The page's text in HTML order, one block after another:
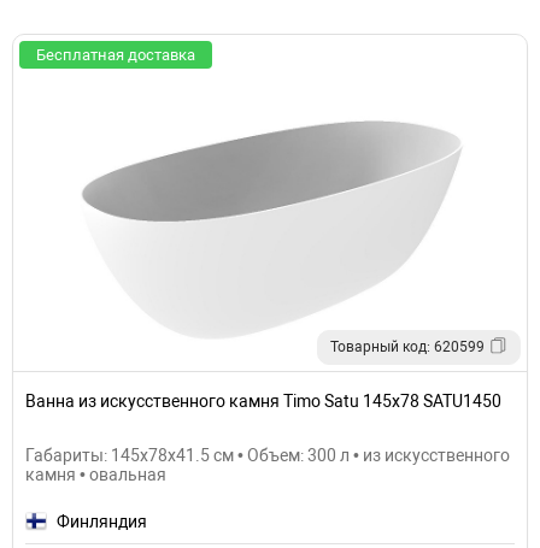
Бесплатная доставка
Товарный код: 620599
Ванна из искусственного камня Timo Satu 145x78 SATU1450
Габариты: 145x78x41.5 см • Объем: 300 л • из искусственного
камня • овальная
Финляндия